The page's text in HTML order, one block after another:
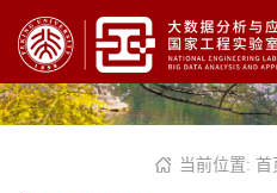
当前位置: 首